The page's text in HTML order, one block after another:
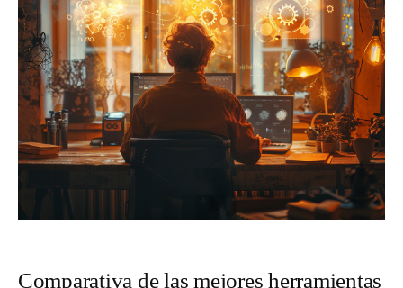
Comparativa de las mejores herramientas